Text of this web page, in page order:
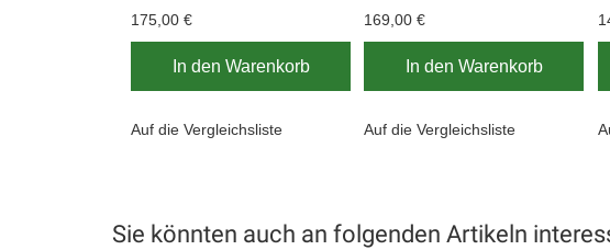
175,00 €
In den Warenkorb
Auf die Vergleichsliste
169,00 €
In den Warenkorb
Auf die Vergleichsliste
Sie könnten auch an folgenden Artikeln